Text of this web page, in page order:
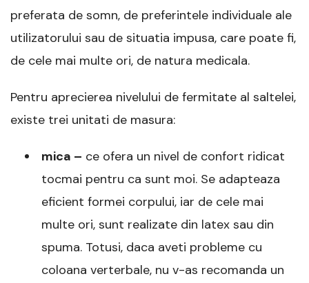
preferata de somn, de preferintele individuale ale
utilizatorului sau de situatia impusa, care poate fi,
de cele mai multe ori, de natura medicala.
Pentru aprecierea nivelului de fermitate al saltelei,
existe trei unitati de masura:
mica – ce ofera un nivel de confort ridicat
tocmai pentru ca sunt moi. Se adapteaza
eficient formei corpului, iar de cele mai
multe ori, sunt realizate din latex sau din
spuma. Totusi, daca aveti probleme cu
coloana verterbale, nu v-as recomanda un